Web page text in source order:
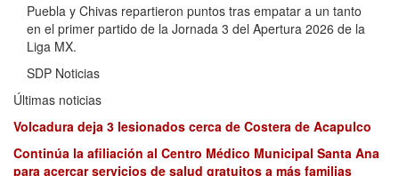
Puebla y Chivas repartieron puntos tras empatar a un tanto
en el primer partido de la Jornada 3 del Apertura 2026 de la
Liga MX.
SDP Noticias
Últimas noticias
Volcadura deja 3 lesionados cerca de Costera de Acapulco
Continúa la afiliación al Centro Médico Municipal Santa Ana
para acercar servicios de salud gratuitos a más familias